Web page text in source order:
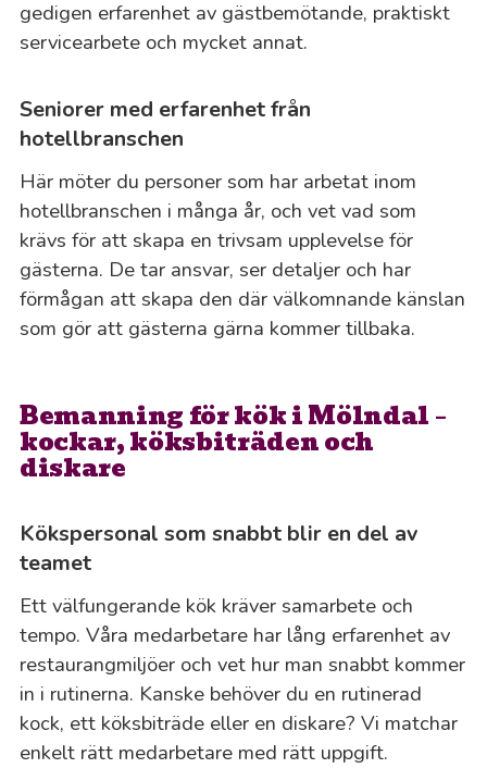
gedigen erfarenhet av gästbemötande, praktiskt
servicearbete och mycket annat.
Seniorer med erfarenhet från
hotellbranschen
Här möter du personer som har arbetat inom
hotellbranschen i många år, och vet vad som
krävs för att skapa en trivsam upplevelse för
gästerna. De tar ansvar, ser detaljer och har
förmågan att skapa den där välkomnande känslan
som gör att gästerna gärna kommer tillbaka.
Bemanning för kök i Mölndal –
kockar, köksbiträden och
diskare
Kökspersonal som snabbt blir en del av
teamet
Ett välfungerande kök kräver samarbete och
tempo. Våra medarbetare har lång erfarenhet av
restaurangmiljöer och vet hur man snabbt kommer
in i rutinerna. Kanske behöver du en rutinerad
kock, ett köksbiträde eller en diskare? Vi matchar
enkelt rätt medarbetare med rätt uppgift.